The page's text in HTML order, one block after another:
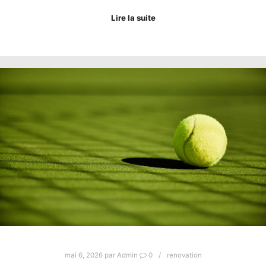
Lire la suite
mai 6, 2026par Admin 0 renovation